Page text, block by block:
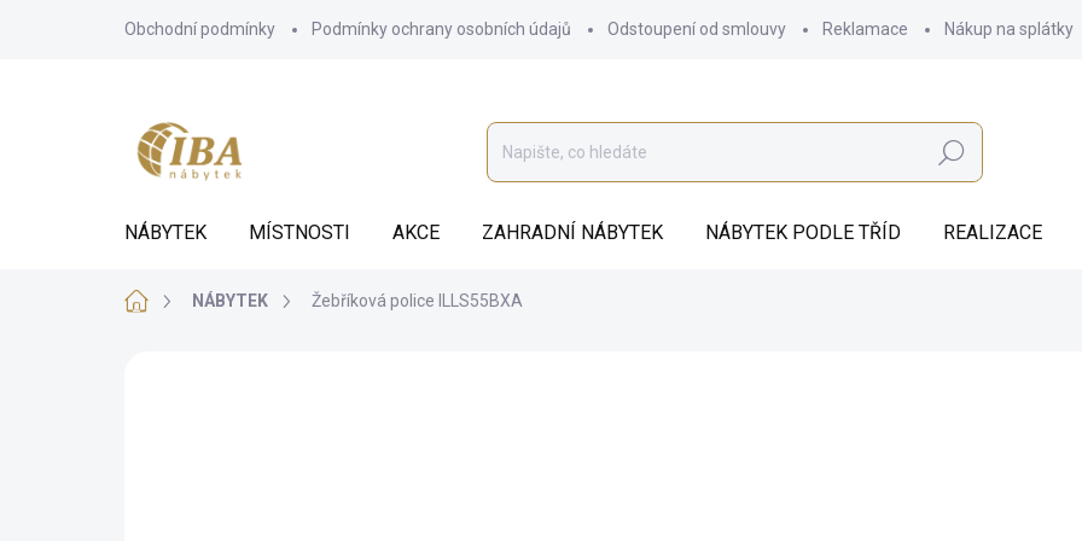
Obchodní podmínky Podmínky ochrany osobních údajů Odstoupení od smlouvy Reklamace Nákup na splátky
Hledat
NÁBYTEK MÍSTNOSTI AKCE ZAHRADNÍ NÁBYTEK NÁBYTEK PODLE TŘÍD REALIZACE
DomůNÁBYTEK Žebříková police ILLS55BXA